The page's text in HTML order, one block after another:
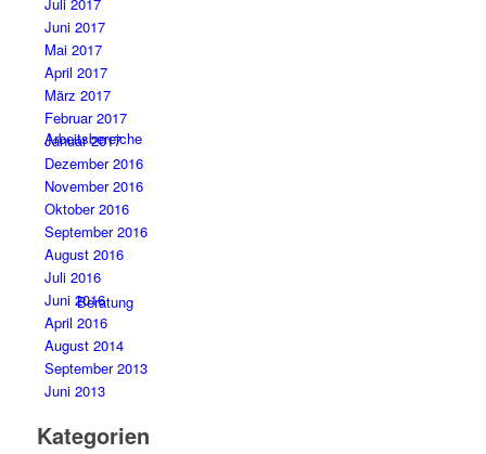
Arbeitsbereiche
Beratung
Juni 2017
Mai 2017
April 2017
März 2017
Februar 2017
Januar 2017
Dezember 2016
November 2016
Oktober 2016
September 2016
August 2016
Juli 2016
Juni 2016
April 2016
August 2014
September 2013
Juni 2013
Kategorien